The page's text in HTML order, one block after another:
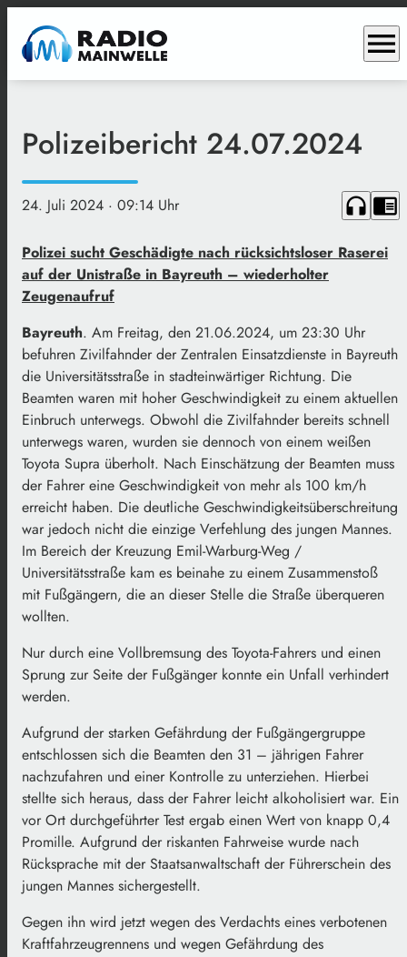
menu
Polizeibericht 24.07.2024
24. Juli 2024 · 09:14 Uhr headphones chrome_reader_mode
Polizei sucht Geschädigte nach rücksichtsloser Raserei
auf der Unistraße in Bayreuth – wiederholter
Zeugenaufruf
Bayreuth. Am Freitag, den 21.06.2024, um 23:30 Uhr
befuhren Zivilfahnder der Zentralen Einsatzdienste in Bayreuth
die Universitätsstraße in stadteinwärtiger Richtung. Die
Beamten waren mit hoher Geschwindigkeit zu einem aktuellen
Einbruch unterwegs. Obwohl die Zivilfahnder bereits schnell
unterwegs waren, wurden sie dennoch von einem weißen
Toyota Supra überholt. Nach Einschätzung der Beamten muss
der Fahrer eine Geschwindigkeit von mehr als 100 km/h
erreicht haben. Die deutliche Geschwindigkeitsüberschreitung
war jedoch nicht die einzige Verfehlung des jungen Mannes.
Im Bereich der Kreuzung Emil-Warburg-Weg /
Universitätsstraße kam es beinahe zu einem Zusammenstoß
mit Fußgängern, die an dieser Stelle die Straße überqueren
wollten.
Nur durch eine Vollbremsung des Toyota-Fahrers und einen
Sprung zur Seite der Fußgänger konnte ein Unfall verhindert
werden.
Aufgrund der starken Gefährdung der Fußgängergruppe
entschlossen sich die Beamten den 31 – jährigen Fahrer
nachzufahren und einer Kontrolle zu unterziehen. Hierbei
stellte sich heraus, dass der Fahrer leicht alkoholisiert war. Ein
vor Ort durchgeführter Test ergab einen Wert von knapp 0,4
Promille. Aufgrund der riskanten Fahrweise wurde nach
Rücksprache mit der Staatsanwaltschaft der Führerschein des
jungen Mannes sichergestellt.
Gegen ihn wird jetzt wegen des Verdachts eines verbotenen
Kraftfahrzeugrennens und wegen Gefährdung des